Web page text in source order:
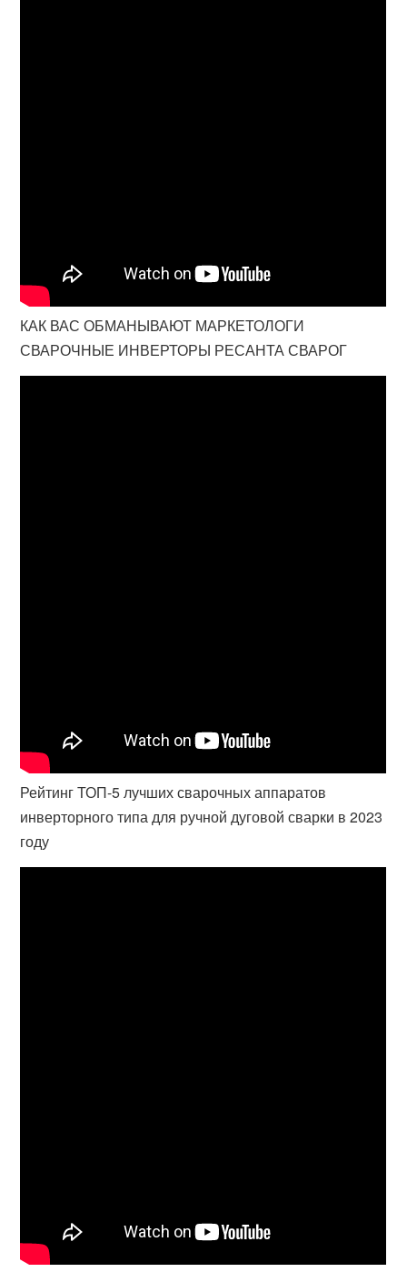
КАК ВАС ОБМАНЫВАЮТ МАРКЕТОЛОГИ
СВАРОЧНЫЕ ИНВЕРТОРЫ РЕСАНТА СВАРОГ
Рейтинг ТОП-5 лучших сварочных аппаратов
инверторного типа для ручной дуговой сварки в 2023
году